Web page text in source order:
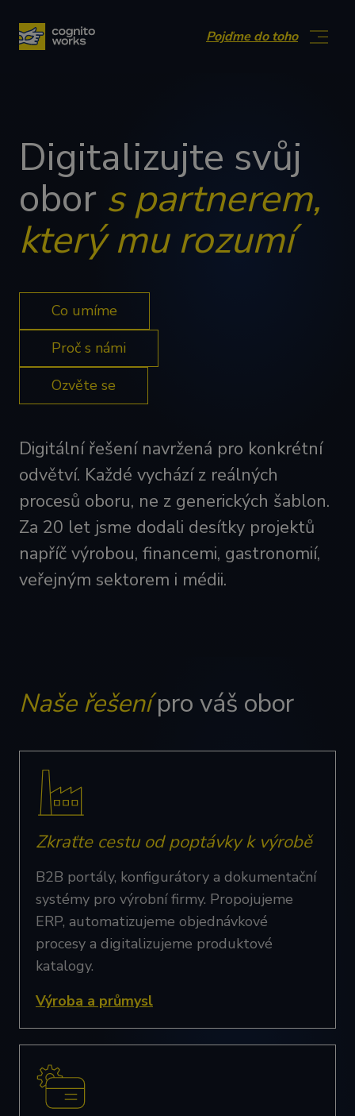
Pojďme do toho
Digitalizujte svůj
obor s partnerem,
který mu rozumí
Co umíme
Proč s námi
Ozvěte se
Digitální řešení navržená pro konkrétní
odvětví. Každé vychází z reálných
procesů oboru, ne z generických šablon.
Za 20 let jsme dodali desítky projektů
napříč výrobou, financemi, gastronomií,
veřejným sektorem i médii.
Naše řešení pro váš obor
Zkraťte cestu od poptávky k výrobě
B2B portály, konfigurátory a dokumentační
systémy pro výrobní firmy. Propojujeme
ERP, automatizujeme objednávkové
procesy a digitalizujeme produktové
katalogy.
Výroba a průmysl